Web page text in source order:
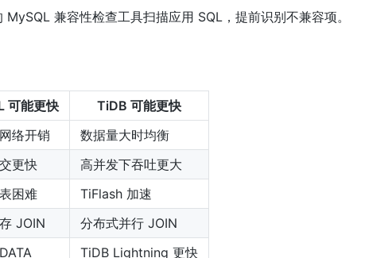
兼容性检查工具扫描应用 SQL，提前识别不兼容项。
可能更快
TiDB 可能更快
络开销
数据量大时均衡
更快
高并发下吞吐更大
困难
TiFlash 加速
JOIN
分布式并行 JOIN
TiDB Lightning 更快